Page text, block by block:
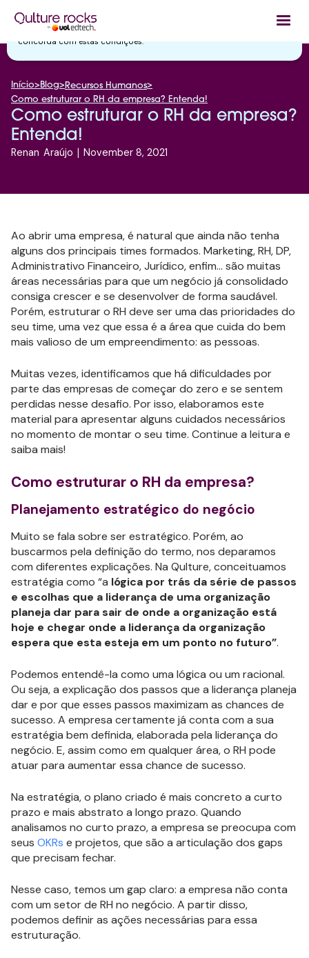
Utilizamos cookies essenciais e tecnologias semelhantes de acordo
com a nossaPolítica de Privacidade
concorda com estas condições.
Início> Blog> Recursos Humanos>
Como estruturar o RH da empresa? Entenda!
Como estruturar o RH da empresa?
Entenda!
Renan Araújo | November 8, 2021
Ao abrir uma empresa, é natural que ainda não tenha
alguns dos principais times formados. Marketing, RH, DP,
Administrativo Financeiro, Jurídico, enfim... são muitas
áreas necessárias para que um negócio já consolidado
consiga crescer e se desenvolver de forma saudável.
Porém, estruturar o RH deve ser uma das prioridades do
seu time, uma vez que essa é a área que cuida do bem
mais valioso de um empreendimento: as pessoas.
Muitas vezes, identificamos que há dificuldades por
parte das empresas de começar do zero e se sentem
perdidas nesse desafio. Por isso, elaboramos este
material para apresentar alguns cuidados necessários
no momento de montar o seu time. Continue a leitura e
saiba mais!
Como estruturar o RH da empresa?
Planejamento estratégico do negócio
Muito se fala sobre ser estratégico. Porém, ao
buscarmos pela definição do termo, nos deparamos
com diferentes explicações. Na Qulture, conceituamos
estratégia como “a lógica por trás da série de passos
e escolhas que a liderança de uma organização
planeja dar para sair de onde a organização está
hoje e chegar onde a liderança da organização
espera que esta esteja em um ponto no futuro”.
Podemos entendê-la como uma lógica ou um racional.
Ou seja, a explicação dos passos que a liderança planeja
dar e por que esses passos maximizam as chances de
sucesso. A empresa certamente já conta com a sua
estratégia bem definida, elaborada pela liderança do
negócio. E, assim como em qualquer área, o RH pode
atuar para aumentar essa chance de sucesso.
Na estratégia, o plano criado é mais concreto a curto
prazo e mais abstrato a longo prazo. Quando
analisamos no curto prazo, a empresa se preocupa com
seus OKRs e projetos, que são a articulação dos gaps
que precisam fechar.
Nesse caso, temos um gap claro: a empresa não conta
com um setor de RH no negócio. A partir disso,
podemos definir as ações necessárias para essa
estruturação.